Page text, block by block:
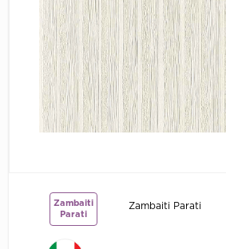
Zambaiti
Parati
Zambaiti Parati